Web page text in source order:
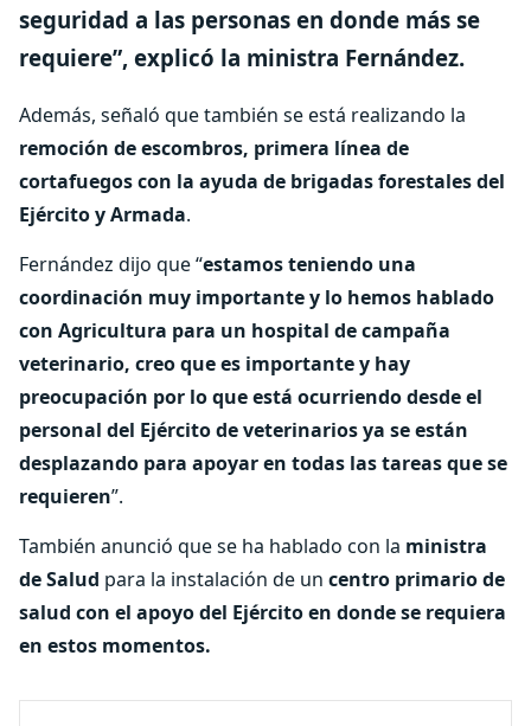
seguridad a las personas en donde más se
requiere”, explicó la ministra Fernández.
Además, señaló que también se está realizando la
remoción de escombros, primera línea de
cortafuegos con la ayuda de brigadas forestales del
Ejército y Armada.
Fernández dijo que “estamos teniendo una
coordinación muy importante y lo hemos hablado
con Agricultura para un hospital de campaña
veterinario, creo que es importante y hay
preocupación por lo que está ocurriendo desde el
personal del Ejército de veterinarios ya se están
desplazando para apoyar en todas las tareas que se
requieren”.
También anunció que se ha hablado con la ministra
de Salud para la instalación de un centro primario de
salud con el apoyo del Ejército en donde se requiera
en estos momentos.